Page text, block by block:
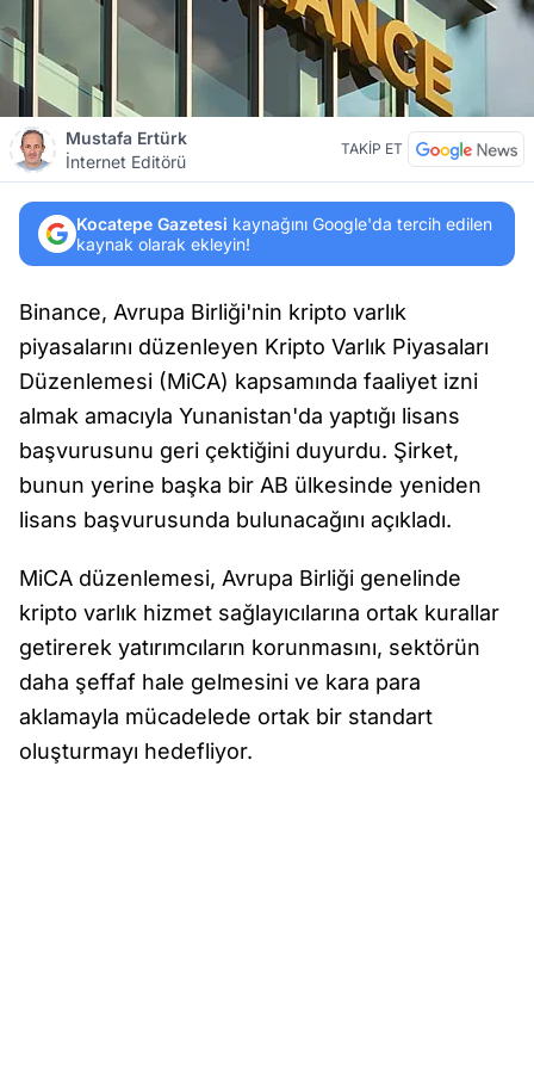
Mustafa Ertürk
İnternet Editörü
TAKİP ET
Kocatepe Gazetesi kaynağını Google'da tercih edilen
kaynak olarak ekleyin!
Binance, Avrupa Birliği'nin kripto varlık
piyasalarını düzenleyen Kripto Varlık Piyasaları
Düzenlemesi (MiCA) kapsamında faaliyet izni
almak amacıyla Yunanistan'da yaptığı lisans
başvurusunu geri çektiğini duyurdu. Şirket,
bunun yerine başka bir AB ülkesinde yeniden
lisans başvurusunda bulunacağını açıkladı.
MiCA düzenlemesi, Avrupa Birliği genelinde
kripto varlık hizmet sağlayıcılarına ortak kurallar
getirerek yatırımcıların korunmasını, sektörün
daha şeffaf hale gelmesini ve kara para
aklamayla mücadelede ortak bir standart
oluşturmayı hedefliyor.